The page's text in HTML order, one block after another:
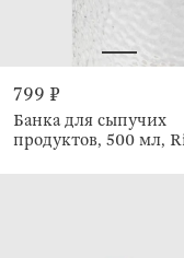
799 ₽
Банка для сыпучих
продуктов, 500 мл,